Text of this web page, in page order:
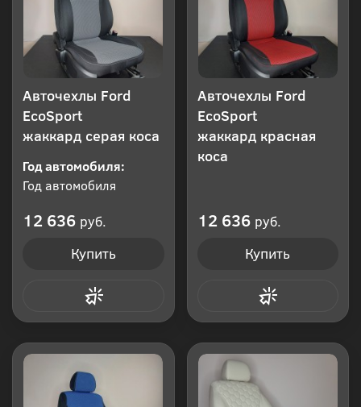
Авточехлы Ford
EcoSport
жаккард серая коса
Год автомобиля:
Год автомобиля
12 636 руб.
Купить
Авточехлы Ford
EcoSport
жаккард красная
коса
12 636 руб.
Купить